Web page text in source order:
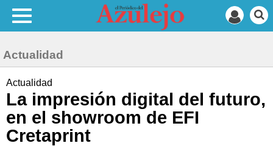
Actualidad
Actualidad
La impresión digital del futuro,
en el showroom de EFI
Cretaprint